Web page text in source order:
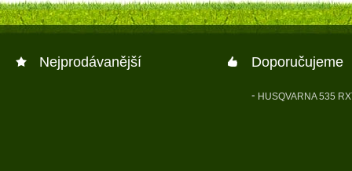
Nejprodávanější Doporučujeme
HUSQVARNA 535